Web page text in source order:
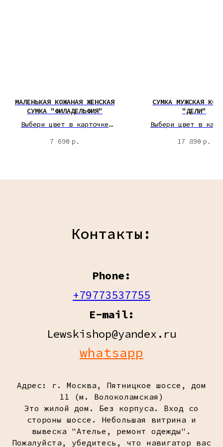
МАЛЕНЬКАЯ КОЖАНАЯ ЖЕНСКАЯ
СУМКА "ФИЛАДЕЛЬФИЯ"
Выбери цвет в карточке
7 690 р.
СУМКА МУЖСКАЯ
"ДЕЛИ"
Выбери цвет в
17 890 р.
Контакты:
Phone:
+79773537755
E-mail:
Lewskishop@yandex.ru
whatsapp
Адрес: г. Москва, Пятницкое шоссе, дом
11 (м. Волоколамская)
Это жилой дом. Без корпуса. Вход со
стороны шоссе. Небольшая витрина и
вывеска "Ателье, ремонт одежды".
Пожалуйста, убедитесь, что навигатор вас